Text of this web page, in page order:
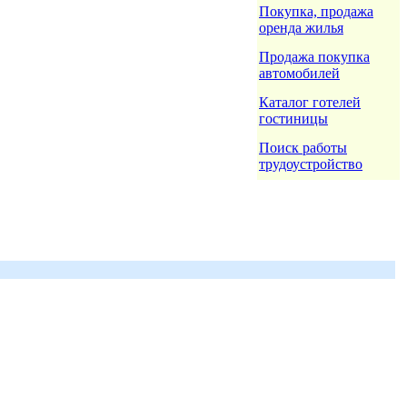
Покупка, продажа
оренда жилья
Продажа покупка
автомобилей
Каталог готелей
гостиницы
Поиск работы
трудоустройство